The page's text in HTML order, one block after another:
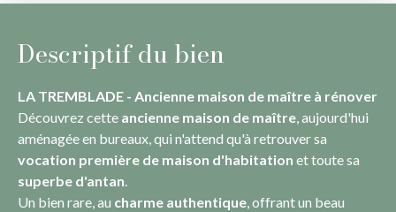
Descriptif du bien
LA TREMBLADE - Ancienne maison de maître à rénover
Découvrez cette ancienne maison de maître, aujourd'hui
aménagée en bureaux, qui n'attend qu'à retrouver sa
vocation première de maison d'habitation et toute sa
superbe d'antan.
Un bien rare, au charme authentique, offrant un beau